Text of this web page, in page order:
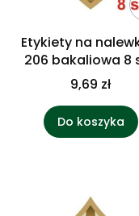
Etykiety na
206 bakaliowa 8
9,69 zł
Do koszyka